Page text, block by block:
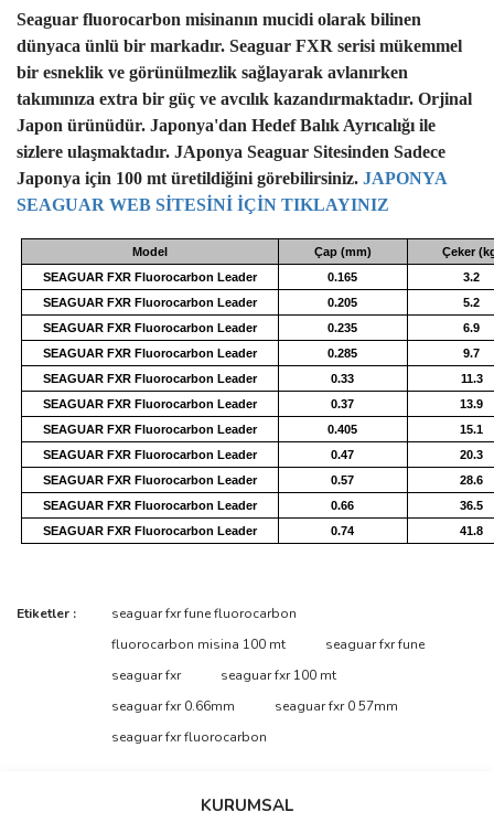
Seaguar fluorocarbon misinanın mucidi olarak bilinen
dünyaca ünlü bir markadır. Seaguar FXR serisi mükemmel
bir esneklik ve görünülmezlik sağlayarak avlanırken
takımınıza extra bir güç ve avcılık kazandırmaktadır. Orjinal
Japon ürünüdür. Japonya'dan Hedef Balık Ayrıcalığı ile
sizlere ulaşmaktadır. JAponya Seaguar Sitesinden Sadece
Japonya için 100 mt üretildiğini görebilirsiniz. JAPONYA
SEAGUAR WEB SİTESİNİ İÇİN TIKLAYINIZ
Model Çap (mm)
Çeker
SEAGUAR FXR Fluorocarbon Leader
0.165
3.2
SEAGUAR FXR Fluorocarbon Leader
0.205
5.2
SEAGUAR FXR Fluorocarbon Leader
0.235
6.9
SEAGUAR FXR Fluorocarbon Leader
0.285
9.7
SEAGUAR FXR Fluorocarbon Leader
0.33
11.3
SEAGUAR FXR Fluorocarbon Leader
0.37
13.9
SEAGUAR FXR Fluorocarbon Leader
0.405
15.1
SEAGUAR FXR Fluorocarbon Leader
0.47
20.3
SEAGUAR FXR Fluorocarbon Leader
0.57
28.6
SEAGUAR FXR Fluorocarbon Leader
0.66
36.5
SEAGUAR FXR Fluorocarbon Leader
0.74 41.8
Bu ürüne ilk yorumu siz yapın!
Yorum Yaz
Bu ürünün fiyat bilgisi, resim, ürün açıklamalarında ve diğer
tarafımıza iletebilirsiniz.
Görüş ve önerileriniz için teşekkür ederiz.
Ürün resmi kalitesiz, bozuk veya görüntülenemiyor.
Etiketler :
seaguar fxr fune fluorocarbon
fluorocarbon misina 100 mt
seaguar fxr fune
seaguar fxr
seaguar fxr 100 mt
seaguar fxr 0.66mm
seaguar fxr 0 57mm
seaguar fxr fluorocarbon
KURUMSAL